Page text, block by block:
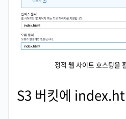
정적 웹 사이트 호스팅을
S3 버킷에